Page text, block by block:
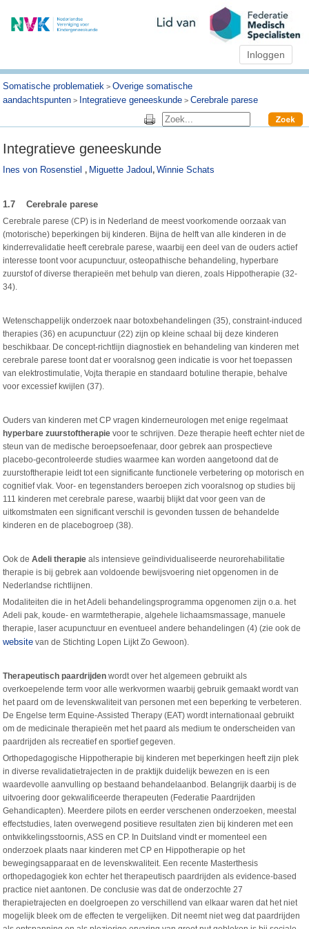
Inloggen
Somatische problematiek >Overige somatische
aandachtspunten > Integratieve geneeskunde >Cerebrale parese
Integratieve geneeskunde
Ines von Rosenstiel, Miguette Jadoul,Winnie Schats
1.7 Cerebrale parese
Cerebrale parese (CP) is in Nederland de meest voorkomende oorzaak van
(motorische) beperkingen bij kinderen. Bijna de helft van alle kinderen in de
kinderrevalidatie heeft cerebrale parese, waarbij een deel van de ouders actief
interesse toont voor acupunctuur, osteopathische behandeling, hyperbare
zuurstof of diverse therapieën met behulp van dieren, zoals Hippotherapie (32-
34).
Wetenschappelijk onderzoek naar botoxbehandelingen (35), constraint-induced
therapies (36) en acupunctuur (22) zijn op kleine schaal bij deze kinderen
beschikbaar. De concept-richtlijn diagnostiek en behandeling van kinderen met
cerebrale parese toont dat er vooralsnog geen indicatie is voor het toepassen
van elektrostimulatie, Vojta therapie en standaard botuline therapie, behalve
voor excessief kwijlen (37).
Ouders van kinderen met CP vragen kinderneurologen met enige regelmaat
hyperbare zuurstoftherapievoor te schrijven. Deze therapie heeft echter niet de
steun van de medische beroepsoefenaar, door gebrek aan prospectieve
placebo-gecontroleerde studies waarmee kan worden aangetoond dat de
zuurstoftherapie leidt tot een significante functionele verbetering op motorisch en
cognitief vlak. Voor- en tegenstanders beroepen zich vooralsnog op studies bij
111 kinderen met cerebrale parese, waarbij blijkt dat voor geen van de
uitkomstmaten een significant verschil is gevonden tussen de behandelde
kinderen en de placebogroep (38).
Ook deAdeli therapie als intensieve geïndividualiseerde neurorehabilitatie
therapie is bij gebrek aan voldoende bewijsvoering niet opgenomen in de
Nederlandse richtlijnen.
Modaliteiten die in het Adeli behandelingsprogramma opgenomen zijn o.a. het
Adeli pak, koude- en warmtetherapie, algehele lichaamsmassage, manuele
therapie, laser acupunctuur en eventueel andere behandelingen (4) (zie ook de
website van de Stichting Lopen Lijkt Zo Gewoon).
Therapeutisch paardrijden wordt over het algemeen gebruikt als
overkoepelende term voor alle werkvormen waarbij gebruik gemaakt wordt van
het paard om de levenskwaliteit van personen met een beperking te verbeteren.
De Engelse term Equine-Assisted Therapy (EAT) wordt internationaal gebruikt
om de medicinale therapieën met het paard als medium te onderscheiden van
paardrijden als recreatief en sportief gegeven.
Orthopedagogische Hippotherapie bij kinderen met beperkingen heeft zijn plek
in diverse revalidatietrajecten in de praktijk duidelijk bewezen en is een
waardevolle aanvulling op bestaand behandelaanbod. Belangrijk daarbij is de
uitvoering door gekwalificeerde therapeuten (Federatie Paardrijden
Gehandicapten). Meerdere pilots en eerder verschenen onderzoeken, meestal
effectstudies, laten overwegend positieve resultaten zien bij kinderen met een
ontwikkelingsstoornis, ASS en CP. In Duitsland vindt er momenteel een
onderzoek plaats naar kinderen met CP en Hippotherapie op het
bewegingsapparaat en de levenskwaliteit. Een recente Masterthesis
orthopedagogiek kon echter het therapeutisch paardrijden als evidence-based
practice niet aantonen. De conclusie was dat de onderzochte 27
therapietrajecten en doelgroepen zo verschillend van elkaar waren dat het niet
mogelijk bleek om de effecten te vergelijken. Dit neemt niet weg dat paardrijden